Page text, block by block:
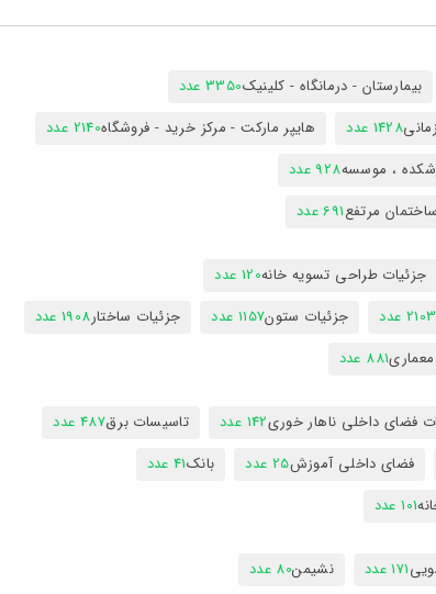
بیمارستان - درمانگاه - کلینیک3350 عدد
1428 عدد هایپر مارکت - مرکز خرید - فروشگاه2140 عدد
، موسسه928 عدد
ساختمان مرتفع691 عدد
جزئیات طراحی تسویه خانه120 عدد
2103 عدد جزئیات ستون1157 عدد جزئیات ساختار1908 عدد
معماری881 عدد
فضای داخلی ناهار خوری142 عدد تاسیسات برق487 عدد
فضای داخلی آموزش25 عدد بانک41 عدد
101 عدد
171 عدد نشیمن80 عدد